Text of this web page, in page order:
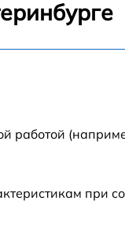
работой
при